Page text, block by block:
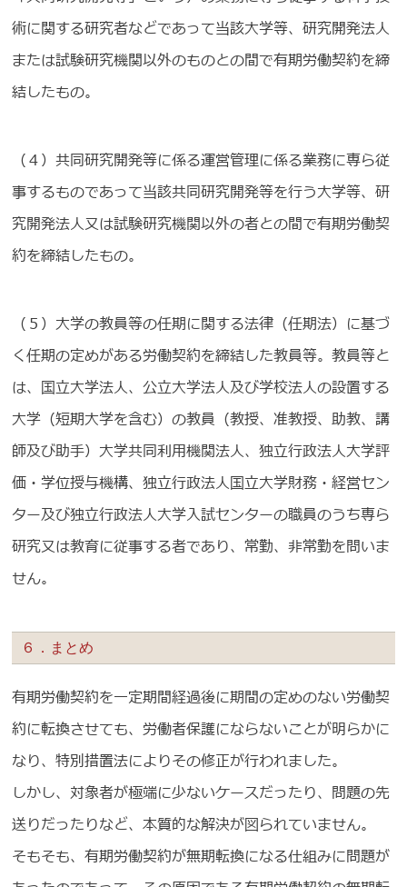
術に関する研究者などであって当該大学等、研究開発法人
または試験研究機関以外のものとの間で有期労働契約を締
結したもの。
（４）共同研究開発等に係る運営管理に係る業務に専ら従
事するものであって当該共同研究開発等を行う大学等、研
究開発法人又は試験研究機関以外の者との間で有期労働契
約を締結したもの。
（５）大学の教員等の任期に関する法律（任期法）に基づ
く任期の定めがある労働契約を締結した教員等。教員等と
は、国立大学法人、公立大学法人及び学校法人の設置する
大学（短期大学を含む）の教員（教授、准教授、助教、講
師及び助手）大学共同利用機関法人、独立行政法人大学評
価・学位授与機構、独立行政法人国立大学財務・経営セン
ター及び独立行政法人大学入試センターの職員のうち専ら
研究又は教育に従事する者であり、常勤、非常勤を問いま
せん。
６．まとめ
有期労働契約を一定期間経過後に期間の定めのない労働契
約に転換させても、労働者保護にならないことが明らかに
なり、特別措置法によりその修正が行われました。
しかし、対象者が極端に少ないケースだったり、問題の先
送りだったりなど、本質的な解決が図られていません。
そもそも、有期労働契約が無期転換になる仕組みに問題が